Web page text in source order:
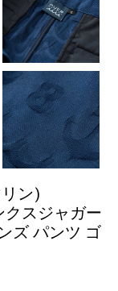
ン)
クスジャガー
ズ パンツ ゴ